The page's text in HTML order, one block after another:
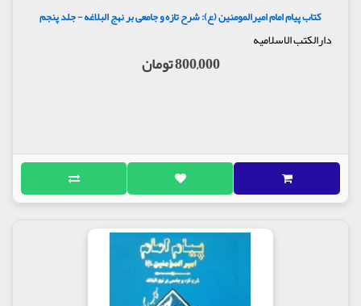
کتاب پیام امام امیرالمومنین (ع): شرح تازه و جامعی بر نهج البلاغه - جلد پنجم
دارالکتب الاسلامیه
800,000 تومان